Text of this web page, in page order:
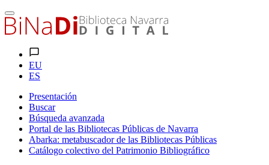
EU
ES
Presentación
Buscar
Búsqueda avanzada
Portal de las Bibliotecas Públicas de Navarra
Abarka: metabuscador de las Bibliotecas Públicas
Catálogo colectivo del Patrimonio Bibliográfico